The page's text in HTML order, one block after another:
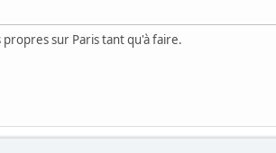
propres sur Paris tant qu'à faire.